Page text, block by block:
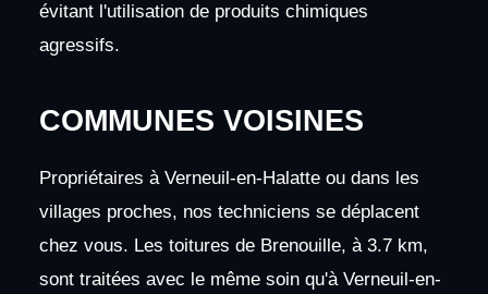
évitant l'utilisation de produits chimiques
agressifs.
COMMUNES VOISINES
Propriétaires à Verneuil-en-Halatte ou dans les
villages proches, nos techniciens se déplacent
chez vous. Les toitures de Brenouille, à 3.7 km,
sont traitées avec le même soin qu'à Verneuil-en-